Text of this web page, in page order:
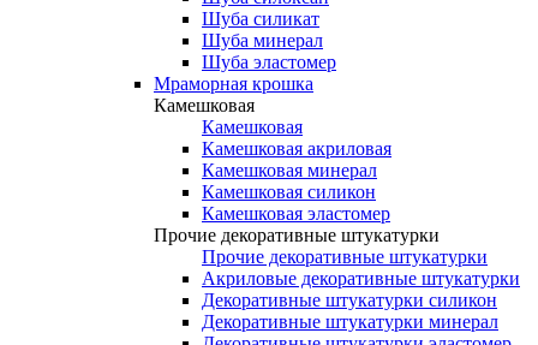
Шуба силикат
Шуба минерал
Шуба эластомер
Мраморная крошка
Камешковая
Камешковая
Камешковая акриловая
Камешковая минерал
Камешковая силикон
Камешковая эластомер
Прочие декоративные штукатурки
Прочие декоративные штукатурки
Акриловые декоративные штукатурки
Декоративные штукатурки силикон
Декоративные штукатурки минерал